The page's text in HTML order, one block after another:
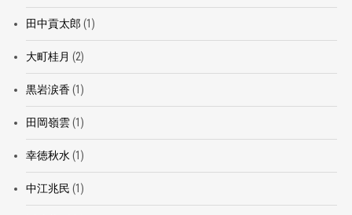
田中貢太郎 (1)
大町桂月 (2)
黒岩涙香(1)
田岡嶺雲(1)
幸徳秋水 (1)
中江兆民 (1)